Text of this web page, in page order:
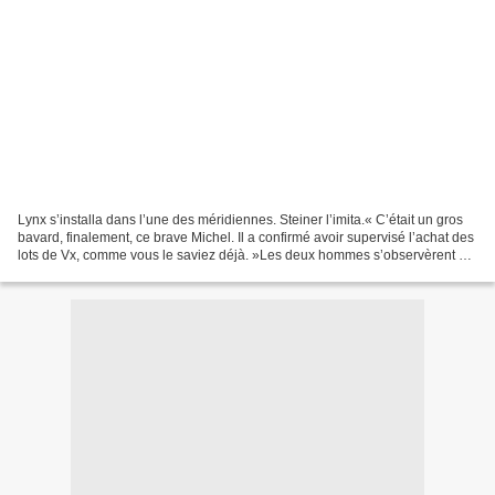
Lynx s’installa dans l’une des méridiennes. Steiner l’imita.« C’était un gros
bavard, finalement, ce brave Michel. Il a confirmé avoir supervisé l’achat des
lots de Vx, comme vous le saviez déjà. »Les deux hommes s’observèrent un